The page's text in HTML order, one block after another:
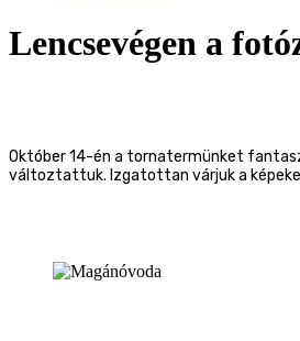
Lencsevégen a
Október 14-én a tornatermünket
változtattuk. Izgatottan várjuk a